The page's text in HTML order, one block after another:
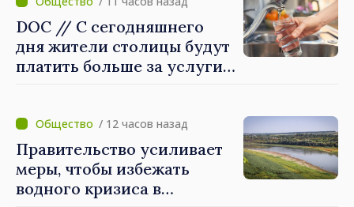
DOC // С сегодняшнего
дня жители столицы будут
платить больше за услуги
/ 12 часов назад
Правительство усиливает
меры, чтобы избежать
водного кризиса в